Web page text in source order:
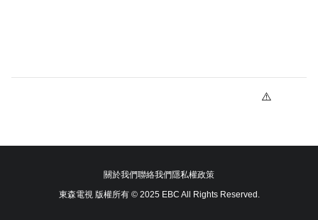
關於我們聯絡我們隱私權政策
東森電視 版權所有 © 2025 EBC All Rights Reserved.